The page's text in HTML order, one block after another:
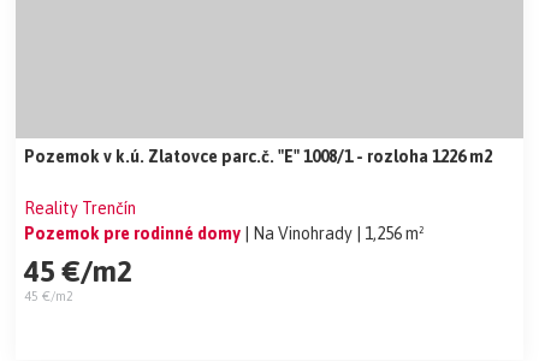
Pozemok v k.ú. Zlatovce parc.č. "E" 1008/1 - rozloha 1226 m2
Reality Trenčín
Pozemok pre rodinné domy
| Na Vinohrady | 1,256 m²
45 €/m2
45 €/m2